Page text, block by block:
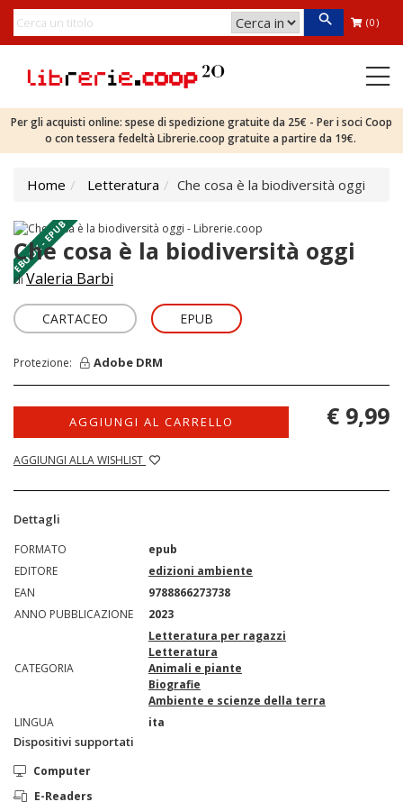
(0)
Per gli acquisti online: spese di spedizione gratuite da 25€ - Per i soci Coop
o con tessera fedeltà Librerie.coop gratuite a partire da 19€.
Home Letteratura Che cosa è la biodiversità oggi
EBOOK - EPUB
Che cosa è la biodiversità oggi
diValeria Barbi
CARTACEO EPUB
Protezione: Adobe DRM
AGGIUNGI AL CARRELLO
AGGIUNGI ALLA WISHLIST
€ 9,99
Dettagli
FORMATO
epub
EDITORE
edizioni ambiente
EAN
9788866273738
ANNO PUBBLICAZIONE
2023
CATEGORIA
Letteratura per ragazzi
Letteratura
Animali e piante
Biografie
Ambiente e scienze della terra
LINGUA
ita
Dispositivi supportati
Computer
E-Readers